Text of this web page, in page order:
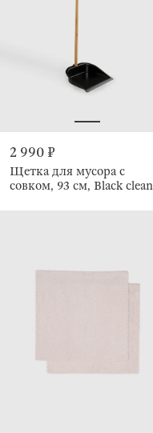
2 990 ₽
Щетка для мусора с
совком, 93 см, Black clean